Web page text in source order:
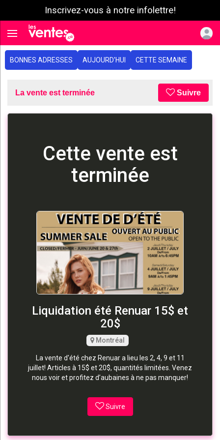
Inscrivez-vous à notre infolettre!
Toggle navigation
BONNES ADRESSES AUJOURD'HUI CETTE SEMAINE
La vente est terminée Suivre
Cette vente est
terminée
Liquidation été Renuar 15$ et
20$
Montréal
La vente d'été chez Renuar a lieu les 2, 4, 9 et 11
juillet! Articles à 15$ et 20$, quantités limitées. Venez
nous voir et profitez d’aubaines à ne pas manquer!
Suivre